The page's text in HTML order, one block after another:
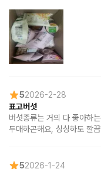
52026-2-28
표고버섯
버섯종류는 거의 다 좋아하
두매하곤해요, 싱싱하도 깔
52026-1-24